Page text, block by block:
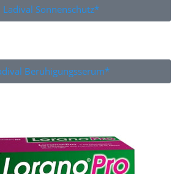
Ladival Sonnenschutz*
Beruhigungsserum*